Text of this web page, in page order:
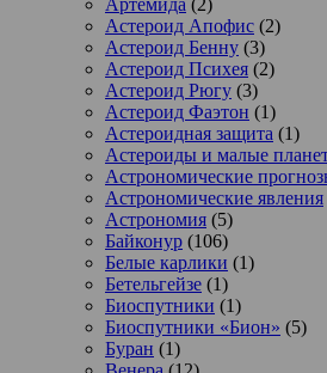
Астероид Апофис (2)
Астероид Бенну (3)
Астероид Психея (2)
Астероид Рюгу (3)
Астероид Фаэтон (1)
Астероидная защита (1)
Астероиды и малые
Астрономические
Астрономические явления
Астрономия (5)
Байконур (106)
Белые карлики (1)
Бетельгейзе (1)
Биоспутники (1)
Биоспутники «Бион» (5)
Буран (1)